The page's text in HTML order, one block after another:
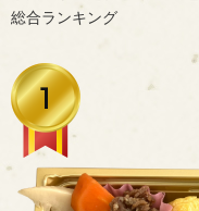
総合ランキング